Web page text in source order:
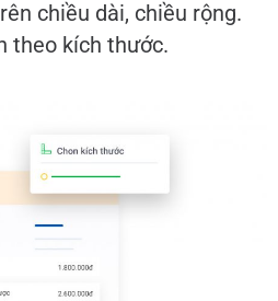
chiều dài, chiều rộng.
theo kích thước.​